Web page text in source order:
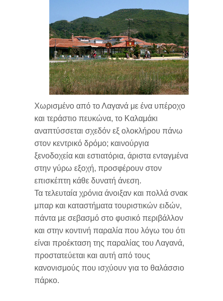
7 - μπλε σπηλιες
8 - Νυχτερινη ζωη
9 - Γερακας
10 - Καμπι
Καταστηματα - παραδοσιακα
προϊοντα
Παμπ - σνακ μπαρ
Ενοικιασεις αυτοκινητων - βαρκων
Χαρτης του Θαλασσιου Παρκου
Χελωνες Καρετα-Καρετα
Στροφαδες
Αλυκες - Αλικανας
Αργασι
Καλαμακι
Κερι - Λιμνη Κεριου
Λαγανας
Τσιλιβη
Βασιλικος
Βολιμες
Χωρια στο βορειο τμημα
Πολιτισμος
Μουσεια
Μοναστηρια και εκκλησιες
Μνημεια
Ιστορικοι χωροι
ΔΙΑΔΡΟΜΕΣ
Ναυαγιο και δυτικη ακτη
Ο κολπος με τις χελωνες
Μαραθωνησι και σπηλαια Κεριου
Βασιλικος και το νοτιο τμημα
Γαλαζιες σπηλιες
Αλυκες και Τσιλιβι
Ζακυνθος και Μποχαλη
Χωρισμένο από το Λαγανά με ένα υπέροχο
και τεράστιο πευκώνα, το Καλαμάκι
αναπτύσσεται σχεδόν εξ ολοκλήρου πάνω
στον κεντρικό δρόμο; καινούργια
ξενοδοχεία και εστιατόρια, άριστα ενταγμένα
στην γύρω εξοχή, προσφέρουν στον
επισκέπτη κάθε δυνατή άνεση.
Τα τελευταία χρόνια άνοιξαν και πολλά σνακ
μπαρ και καταστήματα τουριστικών ειδών,
πάντα με σεβασμό στο φυσικό περιβάλλον
και στην κοντινή παραλία που λόγω του ότι
είναι προέκταση της παραλίας του Λαγανά,
προστατεύεται και αυτή από τους
κανονισμούς που ισχύουν για το θαλάσσιο
πάρκο.